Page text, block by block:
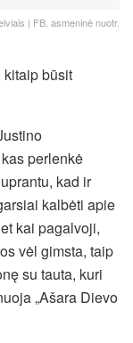
| FB, asmeninė nuotr.
kitaip būsit
perlenkė
kad ir
kalbėti apie
kai pagalvoji,
vėl gimsta, taip
su tauta, kuri
„Ašara Dievo